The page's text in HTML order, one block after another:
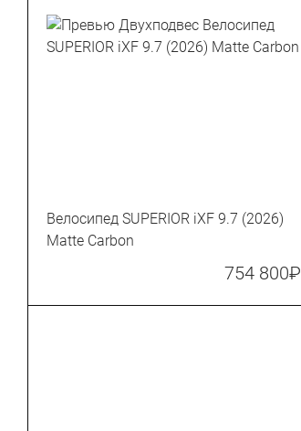
Велосипед SUPERIOR iXF 9.7 (2026)
Matte Carbon
754 800₽